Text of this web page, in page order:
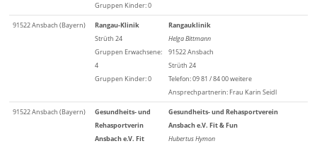
Gruppen Kinder: 0
91522 Ansbach (Bayern)
Rangau-Klinik
Strüth 24
Gruppen Erwachsene:
4
Gruppen Kinder: 0
Rangauklinik
Helga Bittmann
91522 Ansbach
Strüth 24
Telefon: 09 81 / 84 00 weitere
Ansprechpartnerin: Frau Karin Seidl
91522 Ansbach (Bayern)
Gesundheits- und
Rehasportverin
Ansbach e.V. Fit
Gesundheits- und Rehasportverein
Ansbach e.V. Fit & Fun
Hubertus Hymon